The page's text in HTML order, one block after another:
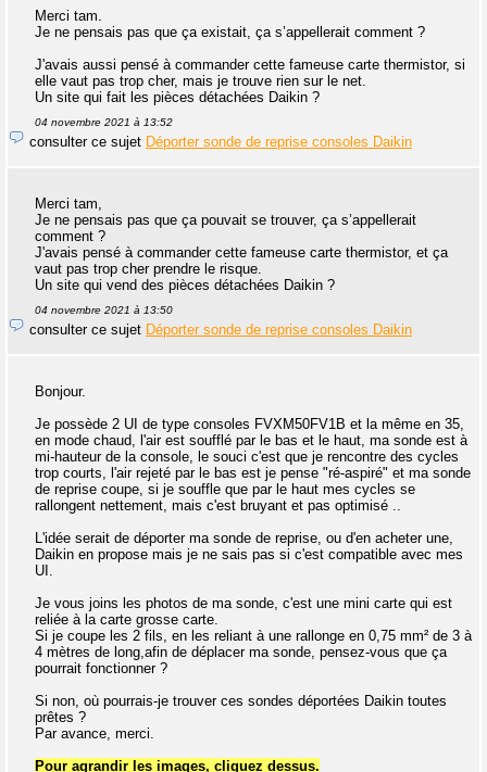
Merci tam.
Je ne pensais pas que ça existait, ça s’appellerait comment ?
J'avais aussi pensé à commander cette fameuse carte thermistor, si
elle vaut pas trop cher, mais je trouve rien sur le net.
Un site qui fait les pièces détachées Daikin ?
04 novembre 2021 à 13:52
consulter ce sujet Déporter sonde de reprise consoles Daikin
Merci tam,
Je ne pensais pas que ça pouvait se trouver, ça s’appellerait
comment ?
J'avais pensé à commander cette fameuse carte thermistor, et ça
vaut pas trop cher prendre le risque.
Un site qui vend des pièces détachées Daikin ?
04 novembre 2021 à 13:50
consulter ce sujet Déporter sonde de reprise consoles Daikin
Bonjour.
Je possède 2 UI de type consoles FVXM50FV1B et la même en 35,
en mode chaud, l'air est soufflé par le bas et le haut, ma sonde est à
mi-hauteur de la console, le souci c'est que je rencontre des cycles
trop courts, l'air rejeté par le bas est je pense "ré-aspiré" et ma sonde
de reprise coupe, si je souffle que par le haut mes cycles se
rallongent nettement, mais c'est bruyant et pas optimisé ..
L'idée serait de déporter ma sonde de reprise, ou d'en acheter une,
Daikin en propose mais je ne sais pas si c'est compatible avec mes
UI.
Je vous joins les photos de ma sonde, c'est une mini carte qui est
reliée à la carte grosse carte.
Si je coupe les 2 fils, en les reliant à une rallonge en 0,75 mm² de 3 à
4 mètres de long,afin de déplacer ma sonde, pensez-vous que ça
pourrait fonctionner ?
Si non, où pourrais-je trouver ces sondes déportées Daikin toutes
prêtes ?
Par avance, merci.
Pour agrandir les images, cliquez dessus.